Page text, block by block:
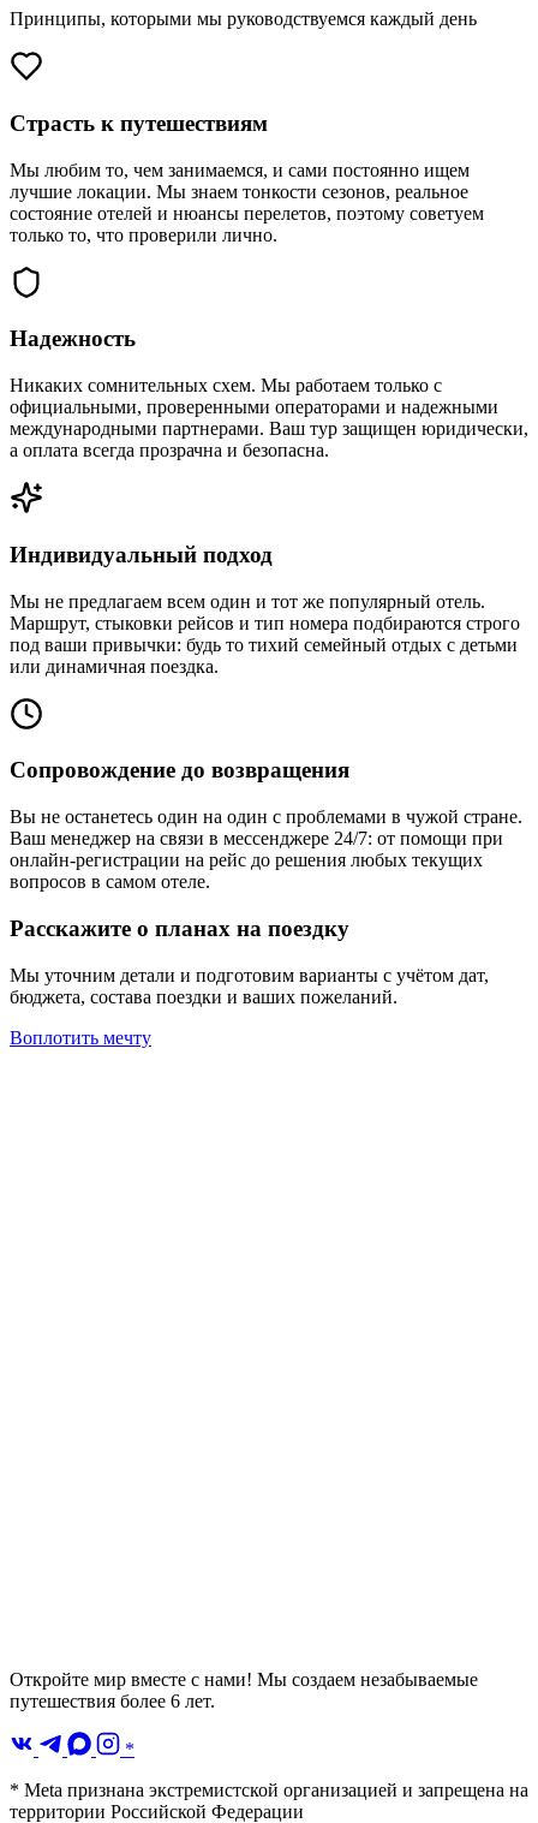
Принципы, которыми мы руководствуемся каждый день
Страсть к путешествиям
Мы любим то, чем занимаемся, и сами постоянно ищем
лучшие локации. Мы знаем тонкости сезонов, реальное
состояние отелей и нюансы перелетов, поэтому советуем
только то, что проверили лично.
Надежность
Никаких сомнительных схем. Мы работаем только с
официальными, проверенными операторами и надежными
международными партнерами. Ваш тур защищен юридически,
а оплата всегда прозрачна и безопасна.
Индивидуальный подход
Мы не предлагаем всем один и тот же популярный отель.
Маршрут, стыковки рейсов и тип номера подбираются строго
под ваши привычки: будь то тихий семейный отдых с детьми
или динамичная поездка.
Сопровождение до возвращения
Вы не останетесь один на один с проблемами в чужой стране.
Ваш менеджер на связи в мессенджере 24/7: от помощи при
онлайн-регистрации на рейс до решения любых текущих
вопросов в самом отеле.
Расскажите о планах на поездку
Мы уточним детали и подготовим варианты с учётом дат,
бюджета, состава поездки и ваших пожеланий.
Воплотить мечту
Откройте мир вместе с нами! Мы создаем незабываемые
путешествия более 6 лет.
*
* Meta признана экстремистской организацией и запрещена на
территории Российской Федерации